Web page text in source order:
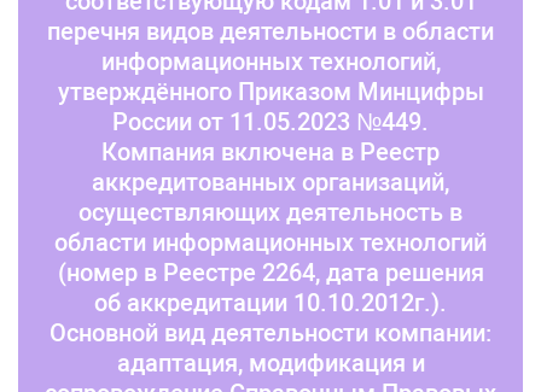
перечня видов деятельности в области
информационных технологий,
утверждённого Приказом Минцифры
России от 11.05.2023 №449.
Компания включена в Реестр
аккредитованных организаций,
осуществляющих деятельность в
области информационных технологий
(номер в Реестре 2264, дата решения
об аккредитации 10.10.2012г.).
Основной вид деятельности компании:
адаптация, модификация и